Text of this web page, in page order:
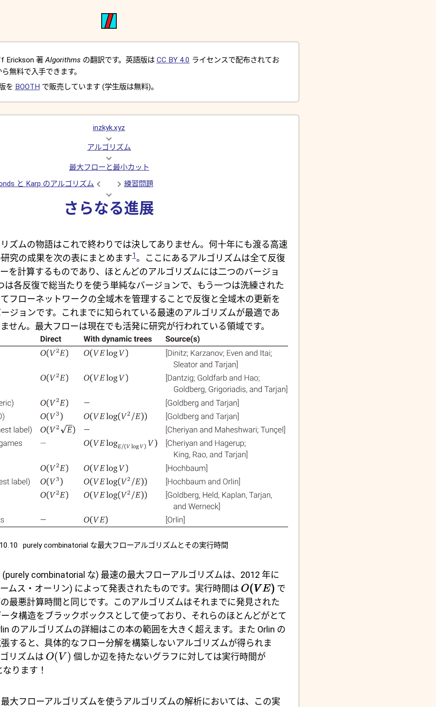
Erickson 著Algorithms の翻訳です。英語版は CC BY 4.0 ライセンスで配布されてお
無料で入手できます。
を BOOTH で販売しています (学生版は無料)。
inzkyk.xyz
アルゴリズム
最大フローと最小カット
と Karp のアルゴリズム
練習問題
さらなる進展
ズムの物語はこれで終わりでは決してありません。何十年にも渡る高速
究の成果を次の表にまとめます1。ここにあるアルゴリズムは全て反復
を計算するものであり、ほとんどのアルゴリズムには二つのバージョ
は各反復で総当たりを使う単純なバージョンで、もう一つは洗練された
フローネットワークの全域木を管理することで反復と全域木の更新を
ジョンです。これまでに知られている最速のアルゴリズムが最適であ
せん。最大フローは現在でも活発に研究が行われている領域です。
purely combinatorial な最大フローアルゴリズムとその実行時間
combinatorial な) 最速の最大フローアルゴリズムは、2012 年に
ムス・オーリン) によって発表されたものです。実行時間は O(V E) で
最悪計算時間と同じです。このアルゴリズムはそれまでに発見された
タ構造をブラックボックスとして使っており、それらのほとんどがとて
のアルゴリズムの詳細はこの本の範囲を大きく超えます。また Orlin の
すると、具体的なフロー分解を構築しないアルゴリズムが得られま
リズムは O( V ) 個しか辺を持たないグラフに対しては実行時間が
なります！
大フローアルゴリズムを使うアルゴリズムの解析においては、この実